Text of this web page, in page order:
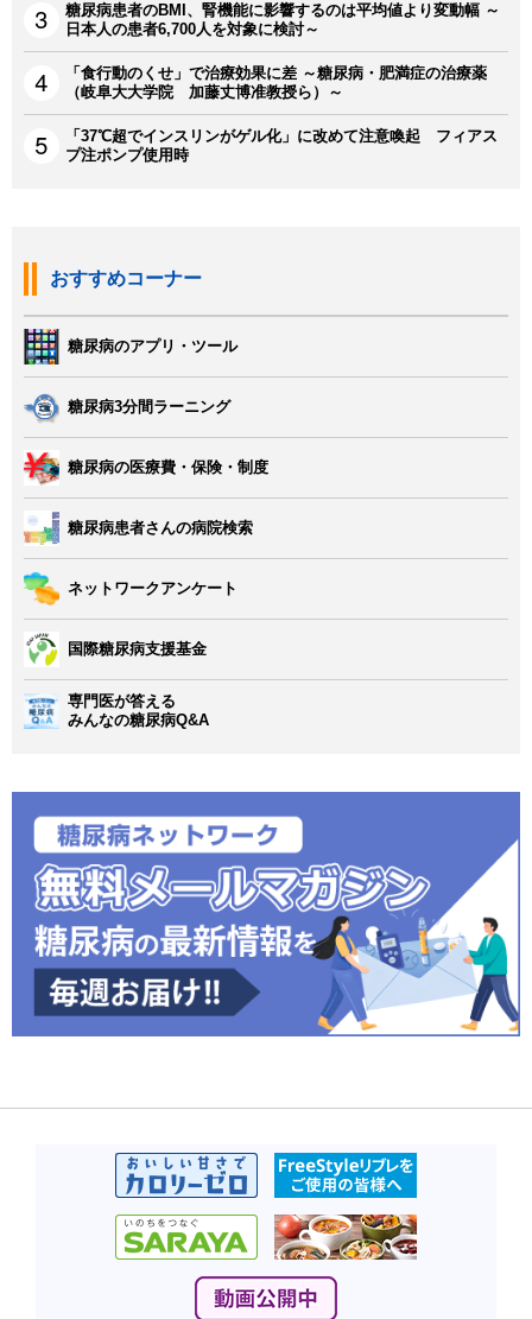
糖尿病患者のBMI、腎機能に影響するのは平均値より変動幅 ～
日本人の患者6,700人を対象に検討～
「食行動のくせ」で治療効果に差 ～糖尿病・肥満症の治療薬
（岐阜大大学院 加藤丈博准教授ら）～
「37℃超でインスリンがゲル化」に改めて注意喚起 フィアス
プ注ポンプ使用時
おすすめコーナー
糖尿病のアプリ・ツール
糖尿病3分間ラーニング
糖尿病の医療費・保険・制度
糖尿病患者さんの病院検索
ネットワークアンケート
国際糖尿病支援基金
専門医が答える
みんなの糖尿病Q&A